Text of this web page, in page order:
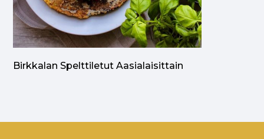
Birkkalan Spelttiletut Aasialaisittain